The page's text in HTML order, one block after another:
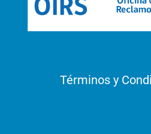
Términos y